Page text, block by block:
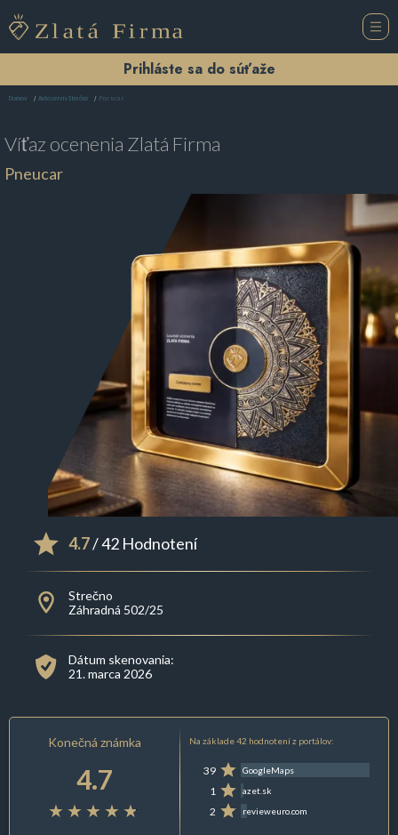
Prihláste sa do súťaže
Domov Autoservis Strečno Pneucar
Víťaz ocenenia Zlatá Firma
Pneucar
4.7/ 42 Hodnotení
Strečno
Záhradná 502/25
Dátum skenovania:
21. marca 2026
Konečná známka
4.7
Na základe 42 hodnotení z portálov:
39 GoogleMaps
1 azet.sk
2 revieweuro.com